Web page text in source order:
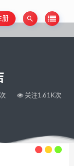
关注1.61K次